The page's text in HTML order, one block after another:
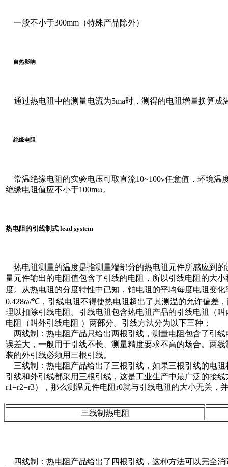
一般不小于300mm（特殊产品除外）
自热影响
通过热电阻中的测量电流为5ma时，测得的电阻增量换算成
绝缘电阻
常温绝缘电阻的实验电压可取直流10~100v任意值，环境温
绝缘电阻值应不小于100mω。
热电阻的引线制式 lead system
热电阻测量的温度是指测量端部分的热电阻元件所感应到
量元件输出的电阻值包含了引线的电阻，所以引线电阻的大
度。从热电阻的分度特性中已知，铂电阻的平均每度电阻变
0.428ω/℃，引线电阻不得使热电阻超出了其测温的允许偏差
理以扣除引线电阻。引线电阻包含热电阻产品的引线电阻（
电阻（叫外引线电阻 ）两部分。引线方法分为以下三种：
两线制：热电阻产品只给出两根引线，测量电阻包含了引
误差大，一般用于引线不长、测量精度要求不高的场合。两
装的外引线必须用三根引线。
三线制：热电阻产品给出了三根引线，如果三根引线的电
引线和外引线都采用三根引线，这是工业生产中最广泛的接
r1=r2=r3），那么测温元件电阻r0就与引线电阻的大小无关，
三线制热电阻
四线制：热电阻产品给出了四根引线，这种方法可以完全